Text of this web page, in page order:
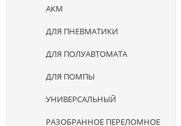
АКМ
ДЛЯ ПНЕВМАТИКИ
ДЛЯ ПОЛУАВТОМАТА
ДЛЯ ПОМПЫ
УНИВЕРСАЛЬНЫЙ
РАЗОБРАННОЕ ПЕРЕЛОМНОЕ